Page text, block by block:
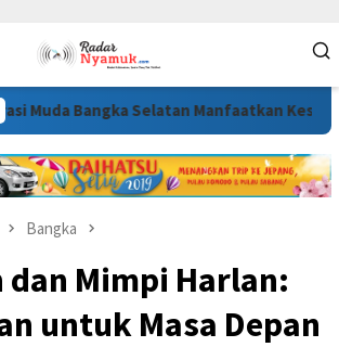
Selatan Manfaatkan Kesempatan
Bangka
dan Mimpi Harlan:
untuk Masa Depan